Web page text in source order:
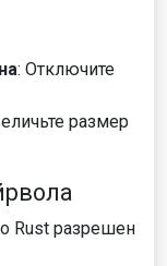
: Отключите
размер
Rust разрешен